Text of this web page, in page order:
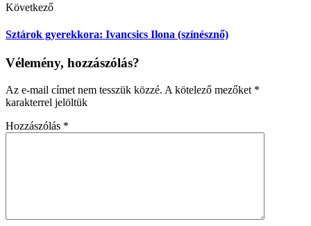
Következő
Sztárok gyerekkora: Ivancsics Ilona (színésznő)
Vélemény, hozzászólás?
Az e-mail címet nem tesszük közzé. A kötelező mezőket *
karakterrel jelöltük
Hozzászólás *